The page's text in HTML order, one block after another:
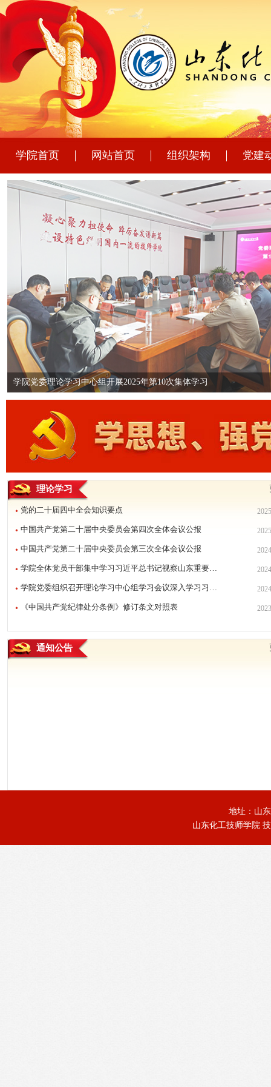
学院首页 网站首页 组织架构 党建
学院党委理论学习中心组开展2025年第10次集体学习
理论学习
党的二十届四中全会知识要点
中国共产党第二十届中央委员会第四次全体会议公报
中国共产党第二十届中央委员会第三次全体会议公报
学院全体党员干部集中学习习近平总书记视察山东重要…
学院党委组织召开理论学习中心组学习会议深入学习习…
《中国共产党纪律处分条例》修订条文对照表
通知公告
地址：山
山东化工技师学院